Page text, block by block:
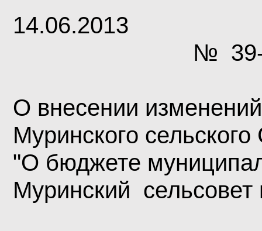
14.06.2013
№
О внесении
Муринского
"О бюджете
Муринский сельсовет